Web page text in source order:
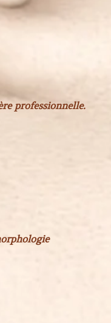
professionnelle.